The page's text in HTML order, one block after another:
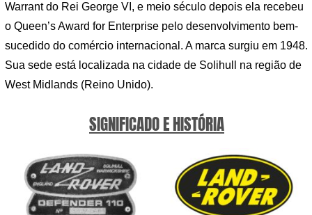
Warrant do Rei George VI, e meio século depois ela recebeu
o Queen’s Award for Enterprise pelo desenvolvimento bem-
sucedido do comércio internacional. A marca surgiu em 1948.
Sua sede está localizada na cidade de Solihull na região de
West Midlands (Reino Unido).
SIGNIFICADO E HISTÓRIA